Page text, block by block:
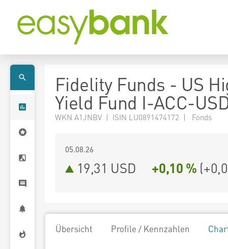
Fidelity Funds - US
Yield Fund I-ACC-
WKN A1JNBV | ISIN LU0891474172 | Fonds
05.08.26
19,31 USD +0,10 % (
Übersicht Profile / Kennzahlen